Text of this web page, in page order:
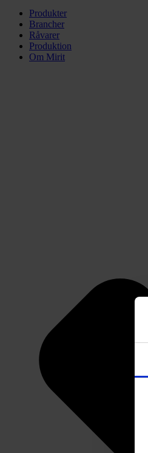
Produkter
Brancher
Råvarer
Produktion
Om Mirit